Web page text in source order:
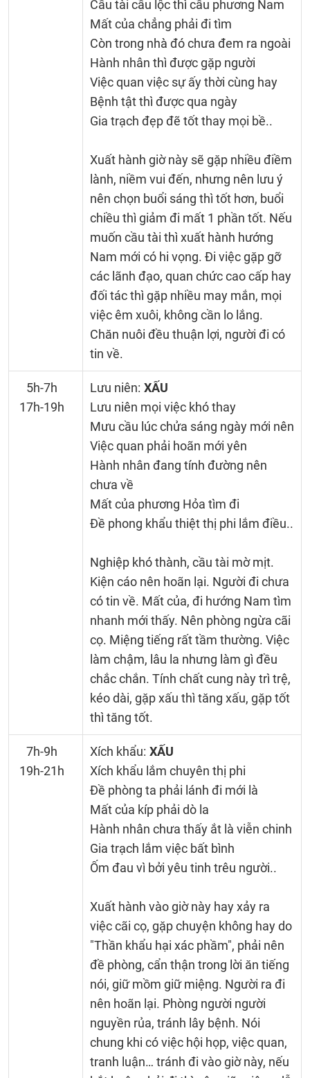
Cầu tài cầu lộc thì cầu phương Nam
Mất của chẳng phải đi tìm
Còn trong nhà đó chưa đem ra ngoài
Hành nhân thì được gặp người
Việc quan việc sự ấy thời cùng hay
Bệnh tật thì được qua ngày
Gia trạch đẹp đẽ tốt thay mọi bề..
Xuất hành giờ này sẽ gặp nhiều điềm
lành, niềm vui đến, nhưng nên lưu ý
nên chọn buổi sáng thì tốt hơn, buổi
chiều thì giảm đi mất 1 phần tốt. Nếu
muốn cầu tài thì xuất hành hướng
Nam mới có hi vọng. Đi việc gặp gỡ
các lãnh đạo, quan chức cao cấp hay
đối tác thì gặp nhiều may mắn, mọi
việc êm xuôi, không cần lo lắng.
Chăn nuôi đều thuận lợi, người đi có
tin về.
5h-7h
17h-19h
Lưu niên: XẤU
Lưu niên mọi việc khó thay
Mưu cầu lúc chửa sáng ngày mới nên
Việc quan phải hoãn mới yên
Hành nhân đang tính đường nên
chưa về
Mất của phương Hỏa tìm đi
Đề phong khẩu thiệt thị phi lắm điều..
Nghiệp khó thành, cầu tài mờ mịt.
Kiện cáo nên hoãn lại. Người đi chưa
có tin về. Mất của, đi hướng Nam tìm
nhanh mới thấy. Nên phòng ngừa cãi
cọ. Miệng tiếng rất tầm thường. Việc
làm chậm, lâu la nhưng làm gì đều
chắc chắn. Tính chất cung này trì trệ,
kéo dài, gặp xấu thì tăng xấu, gặp tốt
thì tăng tốt.
7h-9h
19h-21h
Xích khẩu: XẤU
Xích khẩu lắm chuyên thị phi
Đề phòng ta phải lánh đi mới là
Mất của kíp phải dò la
Hành nhân chưa thấy ắt là viễn chinh
Gia trạch lắm việc bất bình
Ốm đau vì bởi yêu tinh trêu người..
Xuất hành vào giờ này hay xảy ra
việc cãi cọ, gặp chuyện không hay do
"Thần khẩu hại xác phầm", phải nên
đề phòng, cẩn thận trong lời ăn tiếng
nói, giữ mồm giữ miệng. Người ra đi
nên hoãn lại. Phòng người người
nguyền rủa, tránh lây bệnh. Nói
chung khi có việc hội họp, việc quan,
tranh luận… tránh đi vào giờ này, nếu